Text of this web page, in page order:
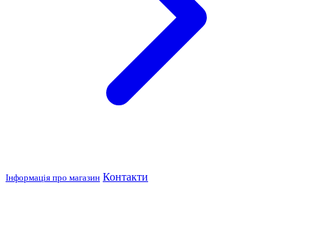
Інформація про магазин Контакти